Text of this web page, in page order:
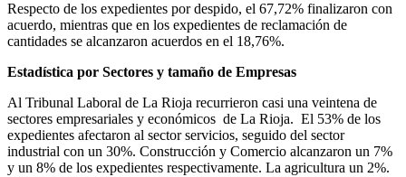
Respecto de los expedientes por despido, el 67,72% finalizaron con
acuerdo, mientras que en los expedientes de reclamación de
cantidades se alcanzaron acuerdos en el 18,76%.
Estadística por Sectores y tamaño de Empresas
Al Tribunal Laboral de La Rioja recurrieron casi una veintena de
sectores empresariales y económicos de La Rioja. El 53% de los
expedientes afectaron al sector servicios, seguido del sector
industrial con un 30%. Construcción y Comercio alcanzaron un 7%
y un 8% de los expedientes respectivamente. La agricultura un 2%.